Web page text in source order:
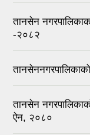
तानसेन
-२०८२
तानसेन
ऐन, २०८०